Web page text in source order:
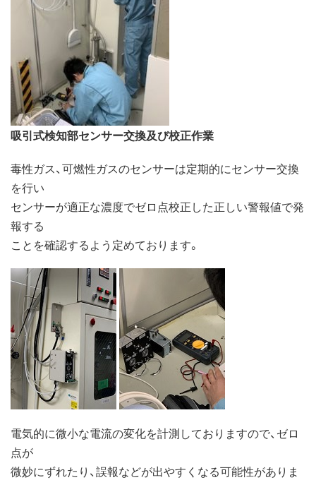
吸引式検知部センサー交換及び校正作業
毒性ガス、可燃性ガスのセンサーは定期的にセンサー交換
を行い
センサーが適正な濃度でゼロ点校正した正しい警報値で発
報する
ことを確認するよう定めております。
電気的に微小な電流の変化を計測しておりますので、ゼロ
点が
微妙にずれたり、誤報などが出やすくなる可能性がありま